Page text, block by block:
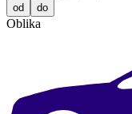
od do
Oblika